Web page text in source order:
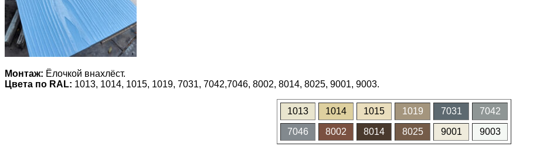
Монтаж: Ёлочкой внахлёст.
Цвета по RAL: 1013, 1014, 1015, 1019, 7031, 7042,7046, 8002, 8014, 8025, 9001, 9003.
1013 1014 1015 1019 7031 7042
7046 8002 8014 8025 9001 9003